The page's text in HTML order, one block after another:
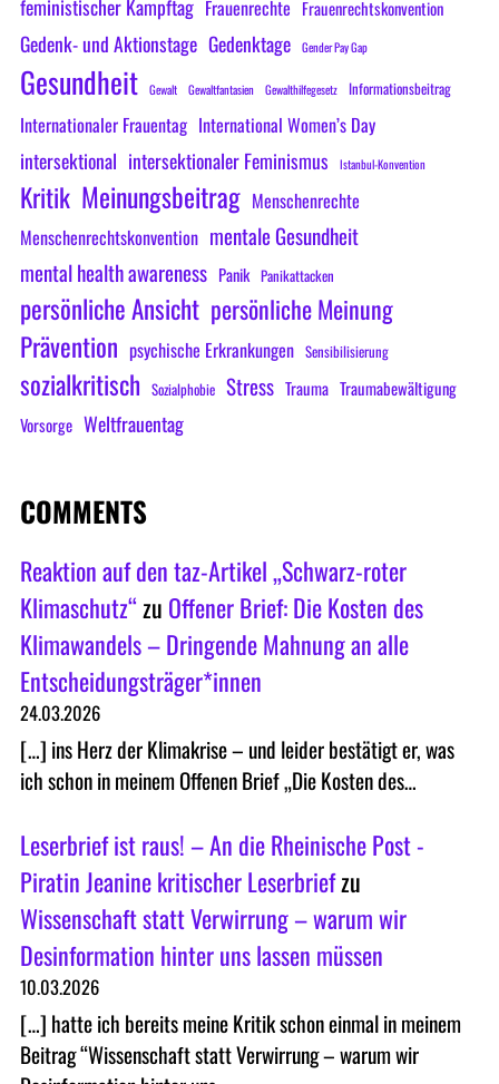
feministischer Kampftag Frauenrechte Frauenrechtskonvention
Gedenk- und Aktionstage Gedenktage Gender Pay Gap
Gesundheit Gewalt Gewaltfantasien Gewalthilfegesetz Informationsbeitrag
Internationaler Frauentag International Women’s Day
intersektional intersektionaler Feminismus Istanbul-Konvention
Kritik Meinungsbeitrag Menschenrechte
Menschenrechtskonvention mentale Gesundheit
mental health awareness Panik Panikattacken
persönliche Ansicht persönliche Meinung
Prävention psychische Erkrankungen Sensibilisierung
sozialkritisch Sozialphobie Stress Trauma Traumabewältigung
Vorsorge Weltfrauentag
COMMENTS
Reaktion auf den taz-Artikel „Schwarz-roter
Klimaschutz“zu Offener Brief: Die Kosten des
Klimawandels – Dringende Mahnung an alle
Entscheidungsträger*innen
24.03.2026
[…] ins Herz der Klimakrise – und leider bestätigt er, was
ich schon in meinem Offenen Brief „Die Kosten des…
Leserbrief ist raus! – An die Rheinische Post -
Piratin Jeanine kritischer Leserbriefzu
Wissenschaft statt Verwirrung – warum wir
Desinformation hinter uns lassen müssen
10.03.2026
[…] hatte ich bereits meine Kritik schon einmal in meinem
Beitrag “Wissenschaft statt Verwirrung – warum wir